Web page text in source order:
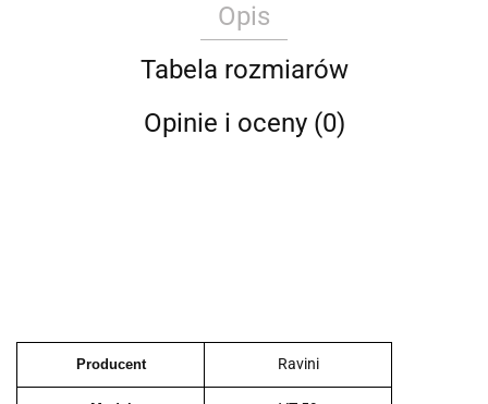
Opis
Tabela rozmiarów
Opinie i oceny (0)
Producent Ravini